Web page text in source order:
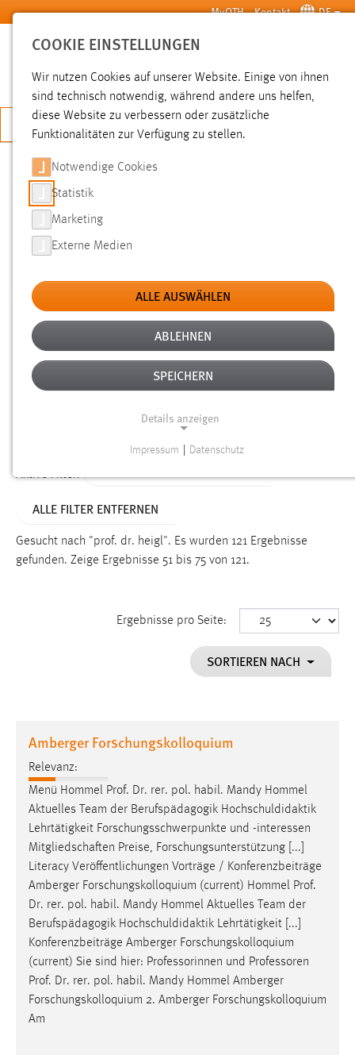
Zum Hauptinhalt springen MyOTH Kontakt DE
SUCHE
JETZT BEWERBEN
SUCHE
FILTER
Typ
Erstellungsdatum
Alter
Aktive Filter:
ALLE FILTER ENTFERNEN
Gesucht nach "prof. dr. heigl". Es wurden 121 Ergebnisse
gefunden. Zeige Ergebnisse 51 bis 75 von 121.
Ergebnisse pro Seite:
SORTIEREN NACH
Amberger Forschungskolloquium
Relevanz:
Menü Hommel Prof. Dr. rer. pol. habil. Mandy Hommel
Aktuelles Team der Berufspädagogik Hochschuldidaktik
Lehrtätigkeit Forschungsschwerpunkte und -interessen
Mitgliedschaften Preise, Forschungsunterstützung [...]
Literacy Veröffentlichungen Vorträge / Konferenzbeiträge
Amberger Forschungskolloquium (current) Hommel Prof.
Dr. rer. pol. habil. Mandy Hommel Aktuelles Team der
Berufspädagogik Hochschuldidaktik Lehrtätigkeit [...]
Konferenzbeiträge Amberger Forschungskolloquium
(current) Sie sind hier: Professorinnen und Professoren
Prof. Dr. rer. pol. habil. Mandy Hommel Amberger
Forschungskolloquium 2. Amberger Forschungskolloquium
Am
COOKIE EINSTELLUNGEN
Wir nutzen Cookies auf unserer Website. Einige von ihnen
sind technisch notwendig, während andere uns helfen,
diese Website zu verbessern oder zusätzliche
Funktionalitäten zur Verfügung zu stellen.
Notwendige Cookies
Statistik
Marketing
Externe Medien
ALLE AUSWÄHLEN
ABLEHNEN
SPEICHERN
Details anzeigen
Funktionen und sind für die einwandfreie Funktion der
Einverständnis
cookie_consent
Dieser Cookie speichert die ausgewählten Einverständnis-
Performance
Name:
Zweck:
Für performante Seitenauslieferung wird in diesem Cookie
gespeichert, ob man eingeloggt ist.
Sprachpräferenz
Name:
site-language-preference
Zweck:
Impressum Datenschutz